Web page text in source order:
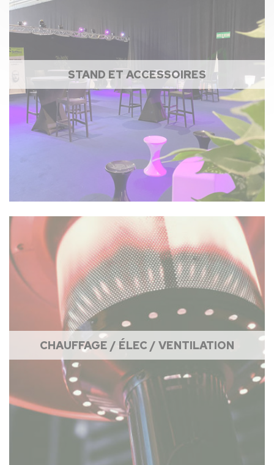
STAND ET ACCESSOIRES
CHAUFFAGE / ÉLEC / VENTILATION